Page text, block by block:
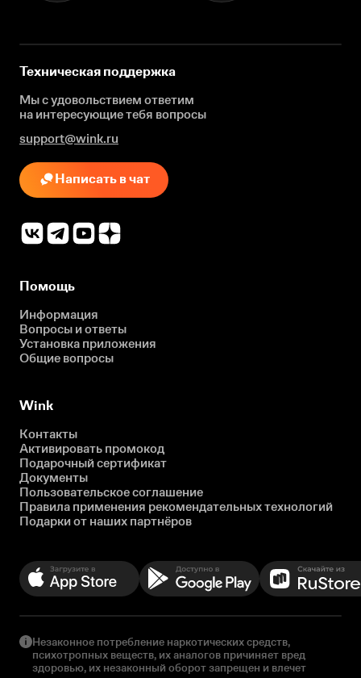
Техническая поддержка
Мы с удовольствием ответим
на интересующиетебя вопросы
support@wink.ru
Написать в чат
Помощь
Информация
Вопросы и ответы
Установка приложения
Общие вопросы
Wink
Контакты
Активировать промокод
Подарочный сертификат
Документы
Пользовательское соглашение
Правила применения рекомендательных технологий
Подарки от наших партнёров
Незаконное потребление наркотических средств,
психотропных веществ, их аналогов причиняет вред
здоровью, их незаконный оборот запрещен и влечет